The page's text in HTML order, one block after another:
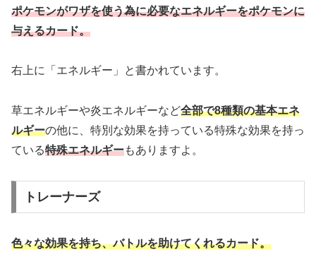
ポケモンがワザを使う為に必要なエネルギーをポケモンに
与えるカード。
右上に「エネルギー」と書かれています。
草エネルギーや炎エネルギーなど全部で8種類の基本エネ
ルギーの他に、特別な効果を持っている特殊な効果を持っ
ている特殊エネルギーもありますよ。
トレーナーズ
色々な効果を持ち、バトルを助けてくれるカード。